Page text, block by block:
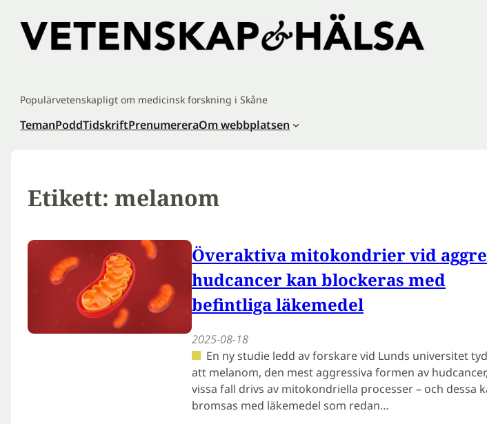
innehåll
Populärvetenskapligt om medicinsk forskning i Skåne
TemanPoddTidskriftPrenumereraOm webbplatsen
Etikett: melanom
Överaktiva mitokondrier vid
hudcancer kan blockeras med
befintliga läkemedel
2025-08-18
En ny studie ledd av forskare vid Lunds universitet
att melanom, den mest aggressiva formen av
vissa fall drivs av mitokondriella processer – och dessa
bromsas med läkemedel som redan…